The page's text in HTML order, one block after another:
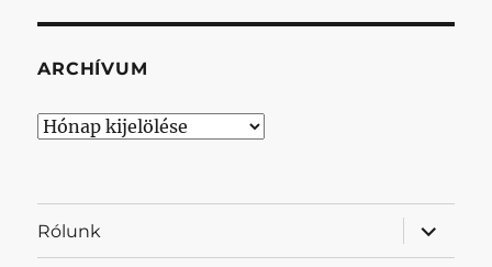
ARCHÍVUM
Archívum
Rólunk
almenü